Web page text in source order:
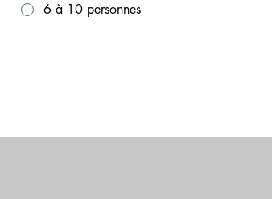
6 à 10 personnes